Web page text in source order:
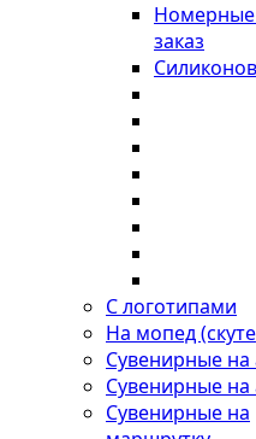
заказ
С логотипами
На мопед
Сувенирные на
Сувенирные на
Сувенирные на